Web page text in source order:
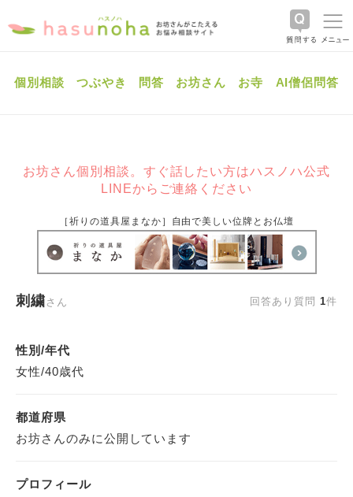
個別相談 つぶやき 問答 お坊さん お寺 AI僧侶問答
お坊さん個別相談。すぐ話したい方はハスノハ公式
LINEからご連絡ください
［祈りの道具屋まなか］自由で美しい位牌とお仏壇
刺繍 さん 回答あり質問1件
性別/年代
女性/40歳代
都道府県
お坊さんのみに公開しています
プロフィール